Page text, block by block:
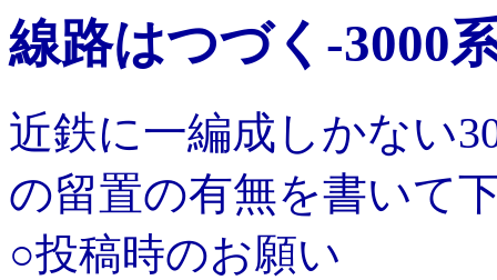
線路はつづく-3000
近鉄に一編成しかない
の留置の有無を書いて
○投稿時のお願い